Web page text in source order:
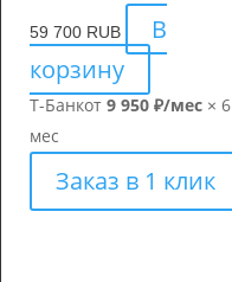
59 700 RUB
В
корзину
Т-Банкот 9 950 ₽/мес × 6
мес
Заказ в 1 клик